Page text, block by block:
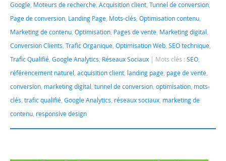
Google Moteurs de recherche Acquisition client Tunnel de conversion
Page de conversion Landing Page Mots-clés Optimisation contenu
Marketing de contenu Optimisation Pages de vente Marketing digital
Conversion Clients Trafic Organique Optimisation Web SEO technique
Trafic Qualifié Google Analytics Réseaux Sociaux Mots clés : SEO
référencement naturel acquisition client landing page page de vente
conversion marketing digital tunnel de conversion optimisation mots-
clés trafic qualifié Google Analytics réseaux sociaux marketing de
contenu responsive design